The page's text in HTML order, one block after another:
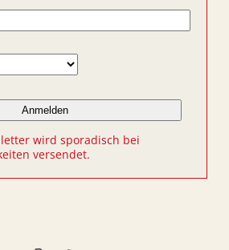
wird sporadisch bei
versendet.